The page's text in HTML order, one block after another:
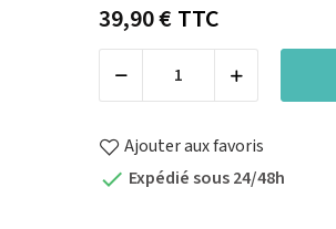
39,90 €TTC
Ajouter aux favoris
 Expédié sous 24/48h